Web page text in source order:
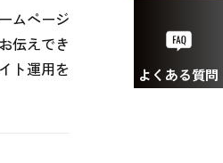
ムページ
伝えでき
ト運用を
よくある質問